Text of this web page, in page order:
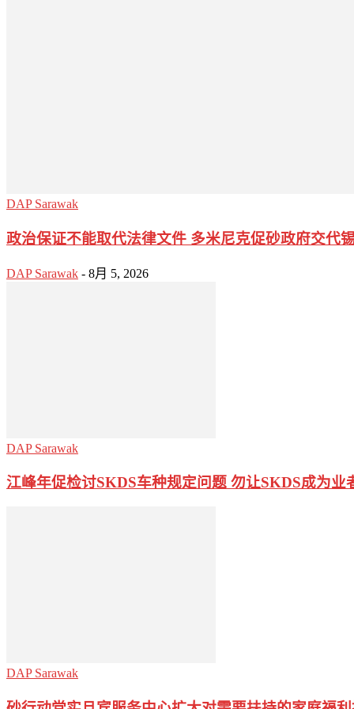
DAP Sarawak
政治保证不能取代法律文件 多米尼克促砂政府交代
DAP Sarawak - 8月 5, 2026
DAP Sarawak
江峰年促检讨SKDS车种规定问题 勿让SKDS成为业
DAP Sarawak